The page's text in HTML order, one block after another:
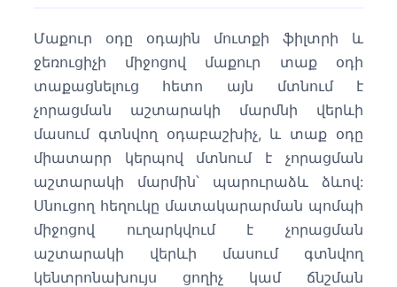
Մաքուր օդը օդային մուտքի ֆիլտրի և
ջեռուցիչի միջոցով մաքուր տաք օդի
տաքացնելուց հետո այն մտնում է
չորացման աշտարակի մարմնի վերևի
մասում գտնվող օդաբաշխիչ, և տաք օդը
միատարր կերպով մտնում է չորացման
աշտարակի մարմին՝ պարուրաձև ձևով:
Սնուցող հեղուկը մատակարարման պոմպի
միջոցով ուղարկվում է չորացման
աշտարակի վերևի մասում գտնվող
կենտրոնախույս ցողիչ կամ ճնշման